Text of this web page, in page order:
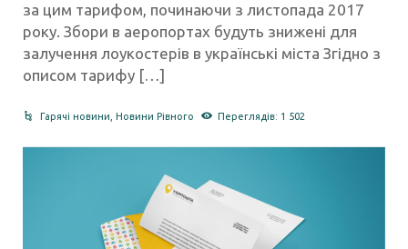
за цим тарифом, починаючи з листопада 2017
року. Збори в аеропортах будуть знижені для
залучення лоукостерів в українські міста Згідно з
описом тарифу […]
Гарячі новини ,Новини Рівного Переглядів: 1 502